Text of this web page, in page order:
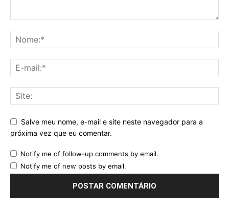
Salve meu nome, e-mail e site neste navegador para a
próxima vez que eu comentar.
Notify me of follow-up comments by email.
Notify me of new posts by email.